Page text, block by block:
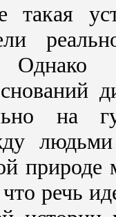
Однако
на
природе
речь